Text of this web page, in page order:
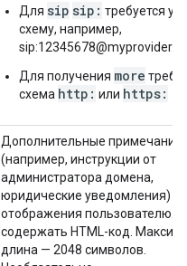
Для sip sip: требуется
схему, например,
Для получения more
схема http: или https:
Дополнительные примечания
(например, инструкции от
администратора домена,
юридические уведомления)
отображения пользователю.
содержать HTML-код.
длина — 2048 символов.